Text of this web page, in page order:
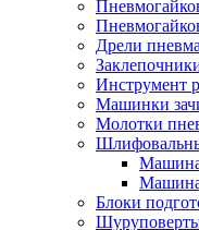
Дрели
Инструмент
Машинки
Молотки
Машина
Блоки